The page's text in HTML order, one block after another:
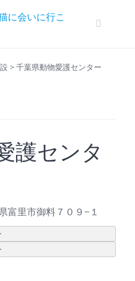
>千葉県動物愛護センター
護センタ
富里市御料７０９−１